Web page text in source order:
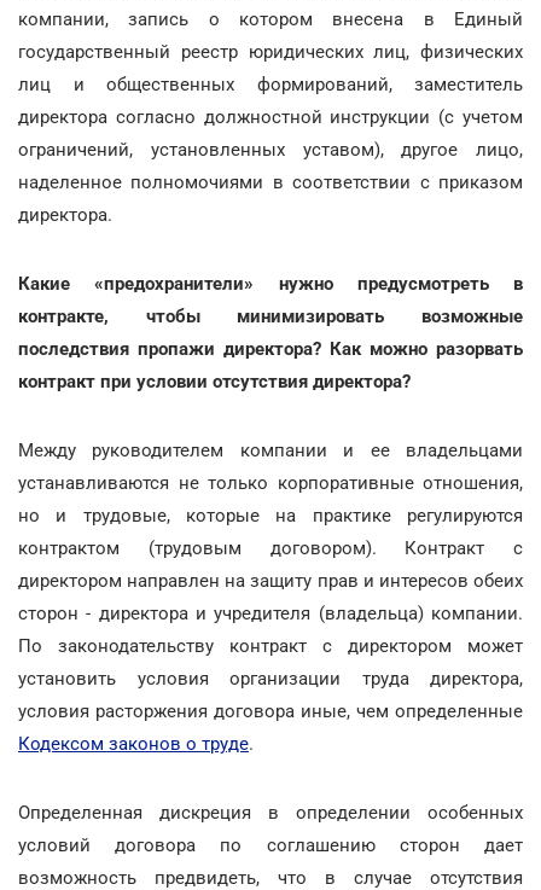
компании, запись о котором внесена в Единый
государственный реестр юридических лиц, физических
лиц и общественных формирований, заместитель
директора согласно должностной инструкции (с учетом
ограничений, установленных уставом), другое лицо,
наделенное полномочиями в соответствии с приказом
директора.
Какие «предохранители» нужно предусмотреть в
контракте, чтобы минимизировать возможные
последствия пропажи директора? Как можно разорвать
контракт при условии отсутствия директора?
Между руководителем компании и ее владельцами
устанавливаются не только корпоративные отношения,
но и трудовые, которые на практике регулируются
контрактом (трудовым договором). Контракт с
директором направлен на защиту прав и интересов обеих
сторон - директора и учредителя (владельца) компании.
По законодательству контракт с директором может
установить условия организации труда директора,
условия расторжения договора иные, чем определенные
Кодексом законов о труде.
Определенная дискреция в определении особенных
условий договора по соглашению сторон дает
возможность предвидеть, что в случае отсутствия